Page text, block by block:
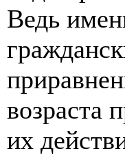
Ведь
возраста
их